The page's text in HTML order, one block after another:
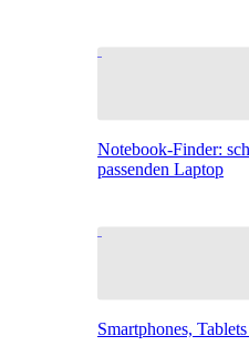
Notebook-Finder:
passenden Laptop
Smartphones,